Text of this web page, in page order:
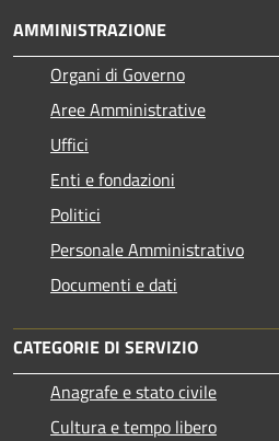
AMMINISTRAZIONE
Organi di Governo
Aree Amministrative
Uffici
Enti e fondazioni
Politici
Personale Amministrativo
Documenti e dati
CATEGORIE DI SERVIZIO
Anagrafe e stato civile
Cultura e tempo libero